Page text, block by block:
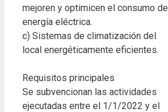
mejoren y optimicen el consumo de
energía eléctrica.
c) Sistemas de climatización del
local energéticamente eficientes.
Requisitos principales
Se subvencionan las actividades
ejecutadas entre el 1/1/2022 y el